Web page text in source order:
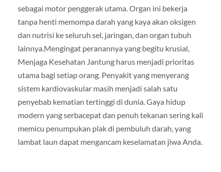
sebagai motor penggerak utama. Organ ini bekerja
tanpa henti memompa darah yang kaya akan oksigen
dan nutrisi ke seluruh sel, jaringan, dan organ tubuh
lainnya.Mengingat peranannya yang begitu krusial,
Menjaga Kesehatan Jantung harus menjadi prioritas
utama bagi setiap orang. Penyakit yang menyerang
sistem kardiovaskular masih menjadi salah satu
penyebab kematian tertinggi di dunia. Gaya hidup
modern yang serbacepat dan penuh tekanan sering kali
memicu penumpukan plak di pembuluh darah, yang
lambat laun dapat mengancam keselamatan jiwa Anda.